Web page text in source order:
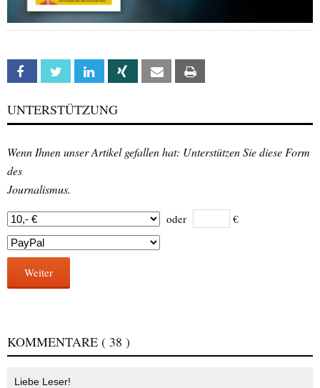
Facebook Twitter Linkedin Xing Email
UNTERSTÜTZUNG
Wenn Ihnen unser Artikel gefallen hat: Unterstützen Sie diese Form
des
Journalismus.
oder €
Weiter
KOMMENTARE ( 38 )
Liebe Leser!